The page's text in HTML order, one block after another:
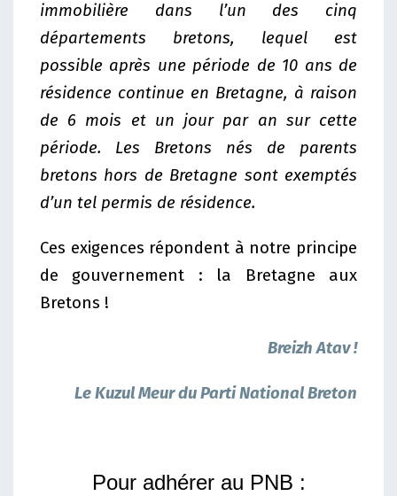
immobilière dans l’un des cinq
départements bretons, lequel est
possible après une période de 10 ans de
résidence continue en Bretagne, à raison
de 6 mois et un jour par an sur cette
période. Les Bretons nés de parents
bretons hors de Bretagne sont exemptés
d’un tel permis de résidence.
Ces exigences répondent à notre principe
de gouvernement : la Bretagne aux
Bretons !
Breizh Atav !
Le Kuzul Meur du Parti National Breton
Pour adhérer au PNB :